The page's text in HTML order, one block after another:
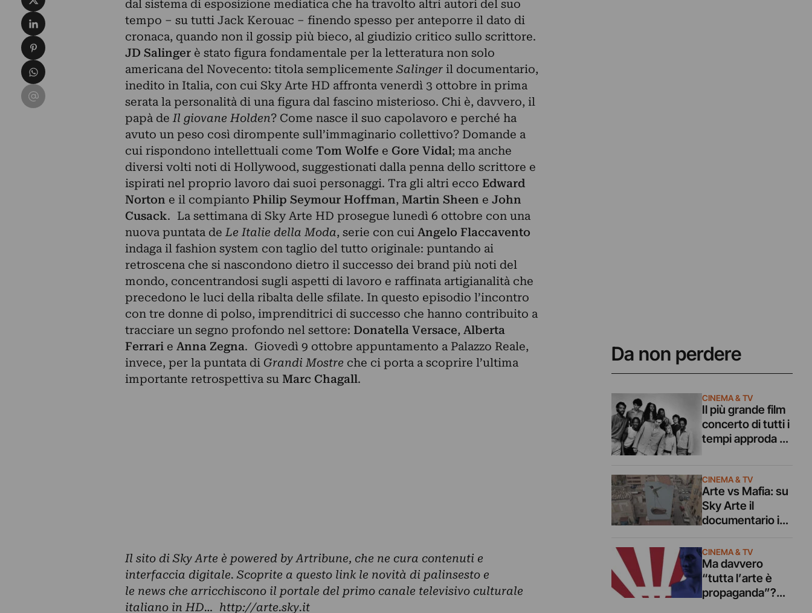
dal sistema di esposizione mediatica che ha travolto altri autori del suo
tempo – su tutti Jack Kerouac – finendo spesso per anteporre il dato di
cronaca, quando non il gossip più bieco, al giudizio critico sullo scrittore.
JD Salinger è stato figura fondamentale per la letteratura non solo
americana del Novecento: titola semplicementeSalinger il documentario,
inedito in Italia, con cui Sky Arte HD affronta venerdì 3 ottobre in prima
serata la personalità di una figura dal fascino misterioso. Chi è, davvero, il
papà de Il giovane Holden? Come nasce il suo capolavoro e perché ha
avuto un peso così dirompente sull’immaginario collettivo? Domande a
cui rispondono intellettuali come Tom Wolfe e Gore Vidal; ma anche
diversi volti noti di Hollywood, suggestionati dalla penna dello scrittore e
ispirati nel proprio lavoro dai suoi personaggi. Tra gli altri ecco Edward
Norton e il compianto Philip Seymour Hoffman, Martin Sheen e John
Cusack. La settimana di Sky Arte HD prosegue lunedì 6 ottobre con una
nuova puntata de Le Italie della Moda, serie con cui Angelo Flaccavento
indaga il fashion system con taglio del tutto originale: puntando ai
retroscena che si nascondono dietro il successo dei brand più noti del
mondo, concentrandosi sugli aspetti di lavoro e raffinata artigianalità che
precedono le luci della ribalta delle sfilate. In questo episodio l’incontro
con tre donne di polso, imprenditrici di successo che hanno contribuito a
tracciare un segno profondo nel settore: Donatella Versace, Alberta
Ferrari e Anna Zegna. Giovedì 9 ottobre appuntamento a Palazzo Reale,
invece, per la puntata di Grandi Mostre che ci porta a scoprire l’ultima
importante retrospettiva su Marc Chagall.
Il sito di Sky Arte è powered by Artribune, che ne cura contenuti e
interfaccia digitale. Scoprite a questo link le novità di palinsesto e
le news che arricchiscono il portale del primo canale televisivo culturale
italiano in HD… http://arte.sky.it
Da non perdere
CINEMA & TV
Il più grande film
concerto di tutti i
tempi approda su
CINEMA & TV
Arte vs Mafia: su
Sky Arte il
documentario in
Falcone e
Borsellino
CINEMA & TV
Ma davvero
“tutta l’arte è
propaganda”?
Condividi su LinkedIn
Condividi su Pinterest
Condividi su WhatsApp
Condividi su Email